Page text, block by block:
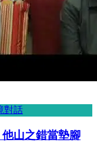
對話
山之錯當墊腳